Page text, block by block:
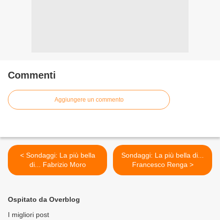
Commenti
Aggiungere un commento
< Sondaggi: La più bella
di... Fabrizio Moro
Sondaggi: La più bella di...
Francesco Renga >
Ospitato da Overblog
I migliori post